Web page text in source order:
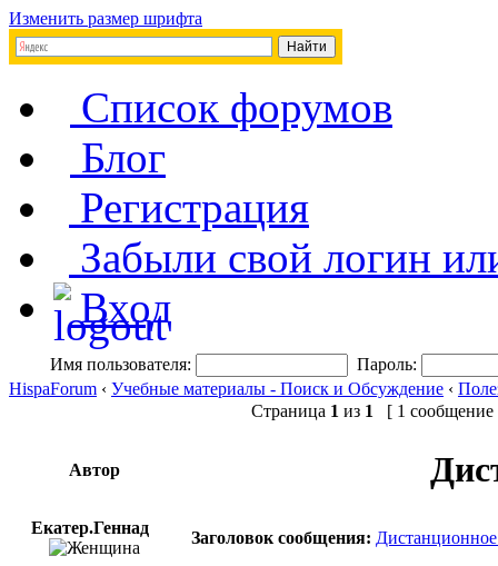
Изменить размер шрифта
Список форумов
Блог
Регистрация
Забыли свой логин
Вход
Имя пользователя:
Пароль:
HispaForum ‹ Учебные материалы - Поиск и Обсуждение ‹
Страница 1 из 1 [ 1 сообщение
Автор
Екатер.Геннад
Заголовок сообщения: